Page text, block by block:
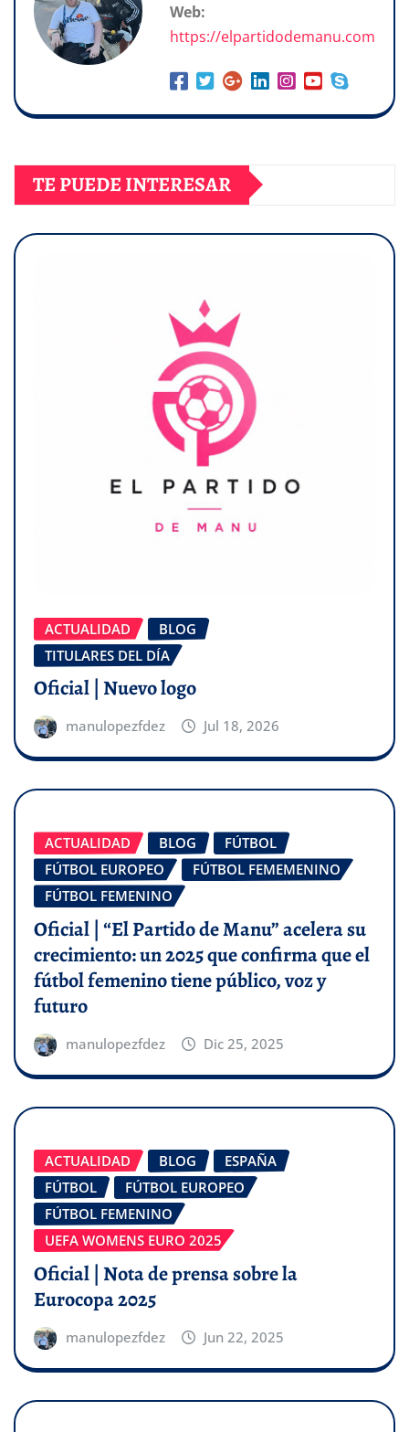
Web:
https://elpartidodemanu.com
TE PUEDE INTERESAR
ACTUALIDAD
BLOG
TITULARES DEL DÍA
Oficial | Nuevo logo
manulopezfdez Jul 18, 2026
ACTUALIDAD BLOG
FÚTBOL
FÚTBOL EUROPEO
FÚTBOL FEMEMENINO
FÚTBOL FEMENINO
Oficial | “El Partido de Manu” acelera su
crecimiento: un 2025 que confirma que el
fútbol femenino tiene público, voz y
futuro
manulopezfdez Dic 25, 2025
ACTUALIDAD BLOG
ESPAÑA
FÚTBOL
FÚTBOL EUROPEO
FÚTBOL FEMENINO
UEFA WOMENS EURO 2025
Oficial | Nota de prensa sobre la
Eurocopa 2025
manulopezfdez Jun 22, 2025